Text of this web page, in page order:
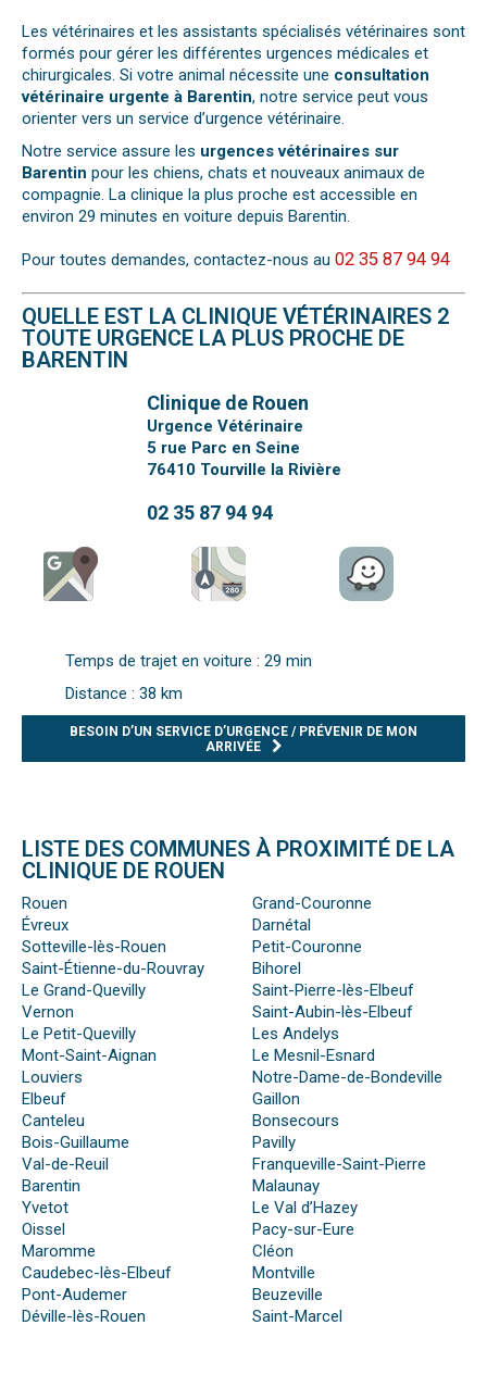
Les vétérinaires et les assistants spécialisés vétérinaires sont
formés pour gérer les différentes urgences médicales et
chirurgicales. Si votre animal nécessite une consultation
vétérinaire urgente à Barentin, notre service peut vous
orienter vers un service d’urgence vétérinaire.
Notre service assure les urgences vétérinaires sur
Barentin pour les chiens, chats et nouveaux animaux de
compagnie. La clinique la plus proche est accessible en
environ 29 minutes en voiture depuis Barentin.
Pour toutes demandes, contactez-nous au 02 35 87 94 94
QUELLE EST LA CLINIQUE VÉTÉRINAIRES 2
TOUTE URGENCE LA PLUS PROCHE DE
BARENTIN
Clinique de Rouen
Urgence Vétérinaire
5 rue Parc en Seine
76410 Tourville la Rivière
02 35 87 94 94
Temps de trajet en voiture : 29 min
Distance : 38 km
BESOIN D’UN SERVICE D’URGENCE / PRÉVENIR DE MON
ARRIVÉE
LISTE DES COMMUNES À PROXIMITÉ DE LA
CLINIQUE DE ROUEN
Rouen
Évreux
Sotteville-lès-Rouen
Saint-Étienne-du-Rouvray
Le Grand-Quevilly
Vernon
Le Petit-Quevilly
Mont-Saint-Aignan
Louviers
Elbeuf
Canteleu
Bois-Guillaume
Val-de-Reuil
Barentin
Yvetot
Oissel
Maromme
Caudebec-lès-Elbeuf
Pont-Audemer
Déville-lès-Rouen
Grand-Couronne
Darnétal
Petit-Couronne
Bihorel
Saint-Pierre-lès-Elbeuf
Saint-Aubin-lès-Elbeuf
Les Andelys
Le Mesnil-Esnard
Notre-Dame-de-Bondeville
Gaillon
Bonsecours
Pavilly
Franqueville-Saint-Pierre
Malaunay
Le Val d’Hazey
Pacy-sur-Eure
Cléon
Montville
Beuzeville
Saint-Marcel